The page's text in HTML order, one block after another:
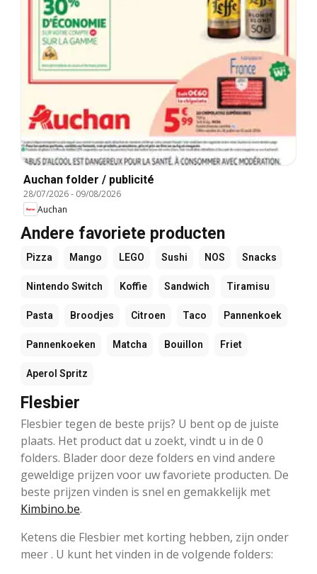
Auchan folder / publicité
28/07/2026- 09/08/2026
Auchan
Andere favoriete producten
Pizza Mango LEGO Sushi NOS Snacks
Nintendo Switch Koffie Sandwich Tiramisu
Pasta Broodjes Citroen Taco Pannenkoek
Pannenkoeken Matcha Bouillon Friet
Aperol Spritz
Flesbier
Flesbier tegen de beste prijs? U bent op de juiste
plaats. Het product dat u zoekt, vindt u in de 0
folders. Blader door deze folders en vind andere
geweldige prijzen voor uw favoriete producten. De
beste prijzen vinden is snel en gemakkelijk met
Kimbino.be.
Ketens die Flesbier met korting hebben, zijn onder
meer . U kunt het vinden in de volgende folders: